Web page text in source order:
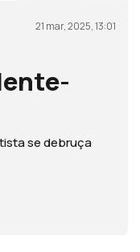
21 mar, 2025, 13:01
se debruça